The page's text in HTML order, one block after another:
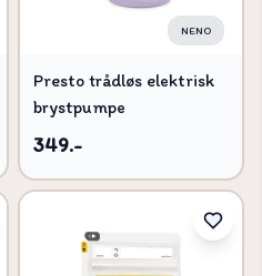
NENO
Presto trådløs elektrisk
brystpumpe
349.-